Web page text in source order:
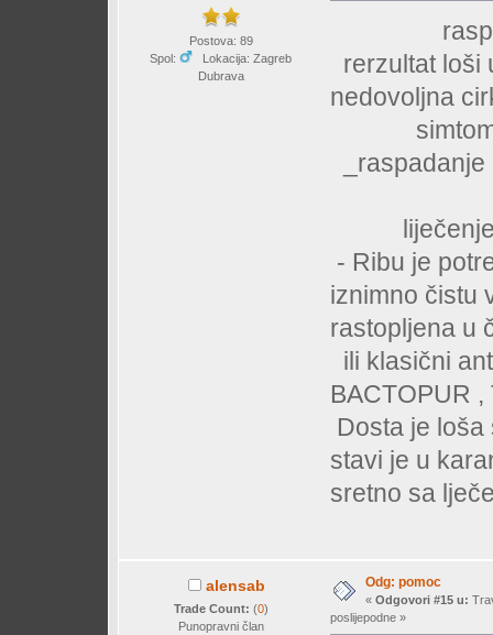
Postova: 89
Spol:
Lokacija: Zagreb
Dubrava
rerzultat loši
nedovoljna
_raspadanje
- Ribu je
iznimno čistu
rastopljena u
ili klasični
BACTOPUR
Dosta je
stavi je u
sretno sa
alensab
Trade Count: (0)
Punopravni član
Odg: pomoc
« Odgovori #15 u:
poslijepodne »